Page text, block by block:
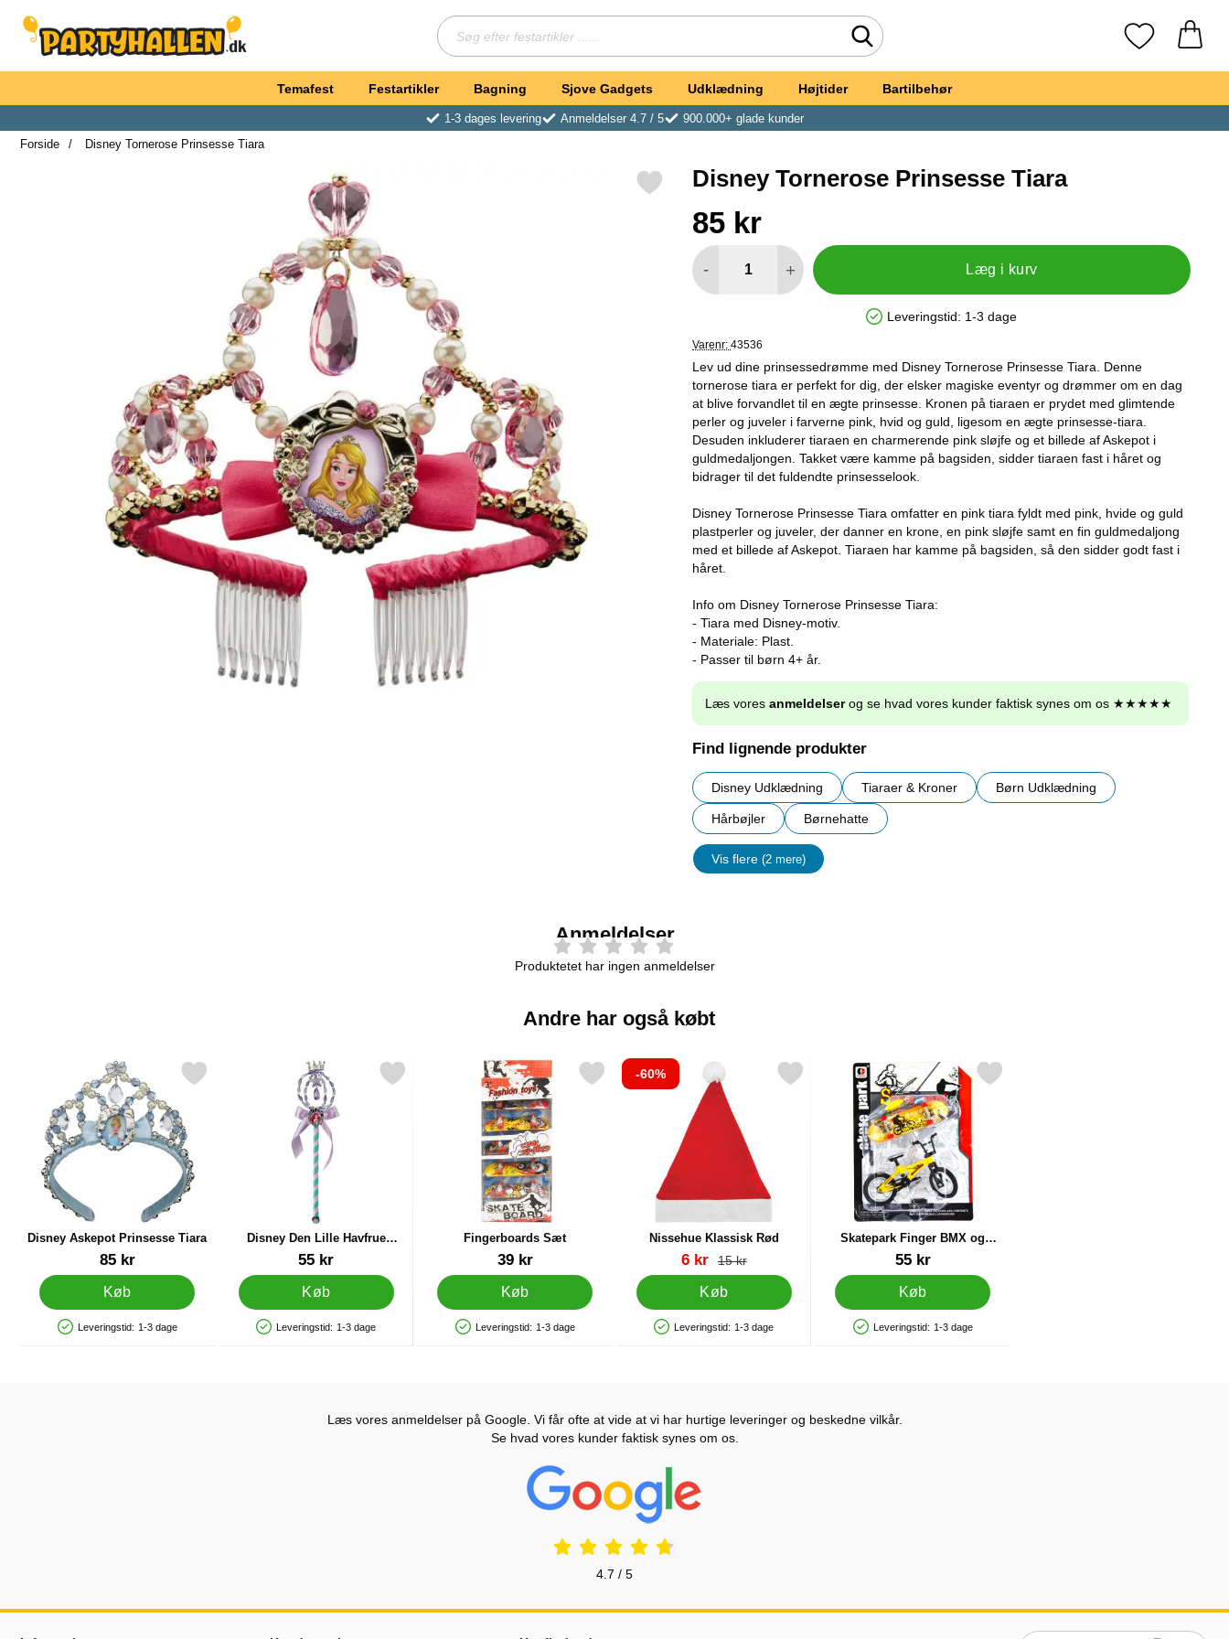
Søg
Foretag søgning
Startside for Partyhallen AB Mine favoritter
Temafest Festartikler Bagning Sjove Gadgets Udklædning Højtider Bartilbehør
1-3 dages levering Anmeldelser 4.7 / 5
900.000+ glade kunder
Forside
Disney Tornerose Prinsesse Tiara
Markér disney Tornerose Prinsesse Tiara som favoritDisney Tornerose Prinsesse Tiara
pris
85 kr
- + Læg i kurv
Produkttilgængelighed: På lager
Leveringstid: 1-3 dage
Varenr: 43536
Lev ud dine prinsessedrømme med Disney Tornerose Prinsesse Tiara. Denne
tornerose tiara er perfekt for dig, der elsker magiske eventyr og drømmer om en dag
at blive forvandlet til en ægte prinsesse. Kronen på tiaraen er prydet med glimtende
perler og juveler i farverne pink, hvid og guld, ligesom en ægte prinsesse-tiara.
Desuden inkluderer tiaraen en charmerende pink sløjfe og et billede af Askepot i
guldmedaljongen. Takket være kamme på bagsiden, sidder tiaraen fast i håret og
bidrager til det fuldendte prinsesselook.
Disney Tornerose Prinsesse Tiara omfatter en pink tiara fyldt med pink, hvide og guld
plastperler og juveler, der danner en krone, en pink sløjfe samt en fin guldmedaljong
med et billede af Askepot. Tiaraen har kamme på bagsiden, så den sidder godt fast i
håret.
Info om Disney Tornerose Prinsesse Tiara:
- Tiara med Disney-motiv.
- Materiale: Plast.
- Passer til børn 4+ år.
Læs vores anmeldelserog se hvad vores kunder faktisk synes om os ★★★★★
Find lignende produkter
Disney Udklædning Tiaraer & Kroner Børn Udklædning
Hårbøjler Børnehatte
Vis flere (2 mere)
Egenskaper
Anmeldelser
Produktetet har ingen anmeldelser
Andre har også købt
Disney Askepot Prinsesse Tiara
85 kr
Køb
Produkttilgængelighed: På lager
Leveringstid: 1-3 dage
Markér disney Askepot Prinsesse Tiara som favorit
Disney Den Lille Havfrue
Tryllestav
55 kr
Køb
Produkttilgængelighed: På lager
Leveringstid: 1-3 dage
Markér disney Den Lille Havfrue Tryllestav som favorit
Fingerboards Sæt
39 kr
Køb
Produkttilgængelighed: På lager
Leveringstid: 1-3 dage
Markér fingerboards Sæt som favorit
-60%
Nissehue Klassisk Rød
Varenr 89361pris
6 kr pris
15 kr
Køb
Produkttilgængelighed: På lager
Leveringstid: 1-3 dage
Markér nissehue Klassisk Rød som favorit
Skatepark Finger BMX og
Skateboard Sæt
55 kr
Køb
Produkttilgængelighed: På lager
Leveringstid: 1-3 dage
Markér skatepark Finger BMX og Skateboard Sæt som favorit
Læs vores anmeldelser på Google. Vi får ofte at vide at vi har hurtige leveringer og beskedne vilkår.
Se hvad vores kunder faktisk synes om os.
Prisjakt Anmeldelser: 4.7 Stjerne
4.7 / 5